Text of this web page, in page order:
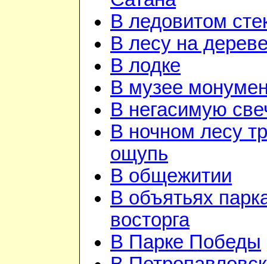
В ледовитом
В лесу на
В лодке
В музее
В негасимую
В ночном лесу
ощупь
В общежитии
В объятьях
восторга
В Парке Победы